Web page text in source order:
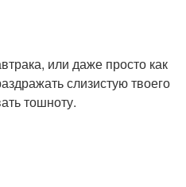
или даже просто как
слизистую твоего
тошноту.